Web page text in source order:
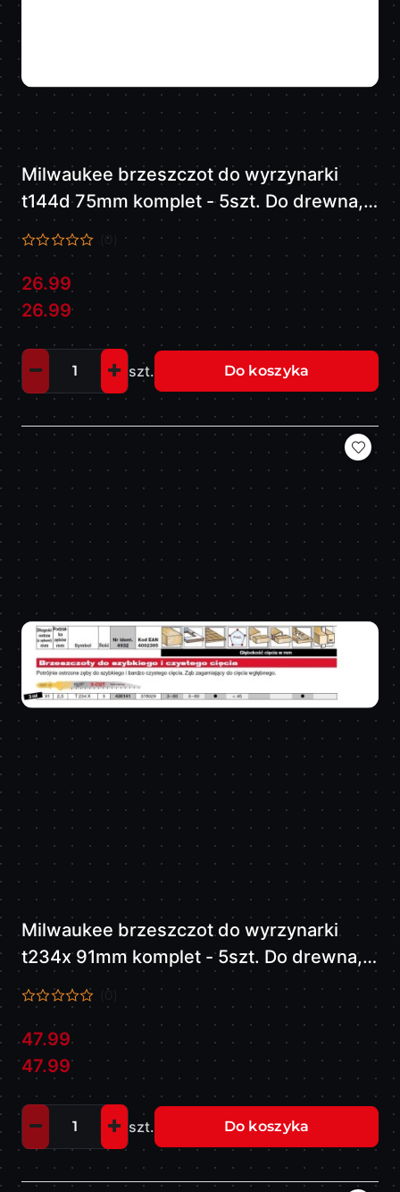
Milwaukee brzeszczot do wyrzynarki
t144d 75mm komplet - 5szt. Do drewna,
szybkie cięcie. 4932213116
(0)
Cena:
26.99
Cena:
26.99
szt. Do koszyka
Milwaukee brzeszczot do wyrzynarki
t234x 91mm komplet - 5szt. Do drewna,
do cięcia wgłębnego 4932430141
(0)
Cena:
47.99
Cena:
47.99
szt. Do koszyka